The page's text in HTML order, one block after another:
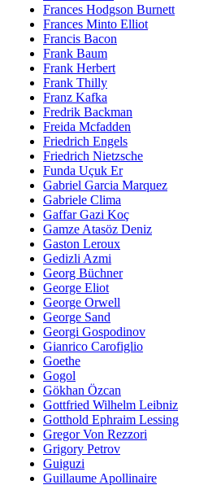
Frances Hodgson Burnett
Frances Minto Elliot
Francis Bacon
Frank Baum
Frank Herbert
Frank Thilly
Franz Kafka
Fredrik Backman
Freida Mcfadden
Friedrich Engels
Friedrich Nietzsche
Funda Uçuk Er
Gabriel Garcia Marquez
Gabriele Clima
Gaffar Gazi Koç
Gamze Atasöz Deniz
Gaston Leroux
Gedizli Azmi
Georg Büchner
George Eliot
George Orwell
George Sand
Georgi Gospodinov
Gianrico Carofiglio
Goethe
Gogol
Gökhan Özcan
Gottfried Wilhelm Leibniz
Gotthold Ephraim Lessing
Gregor Von Rezzori
Grigory Petrov
Guiguzi
Guillaume Apollinaire